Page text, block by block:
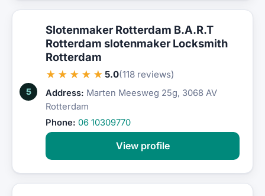
5
Slotenmaker Rotterdam B.A.R.T
Rotterdam slotenmaker Locksmith
Rotterdam
★★★★★ 5.0(118 reviews)
Address: Marten Meesweg 25g, 3068 AV
Rotterdam
Phone: 06 10309770
View profile